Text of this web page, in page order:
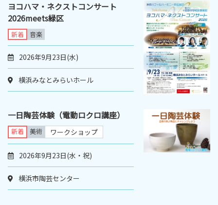
ヨコハマ・ネクストコンサート
2026meets緑区
新着 音楽
2026年9月23日(水)
横浜みなとみらいホール
一日陶芸体験（電動ロクロ講座）
新着 美術 ワークショップ
2026年9月23日(水・祝)
横浜市陶芸センター